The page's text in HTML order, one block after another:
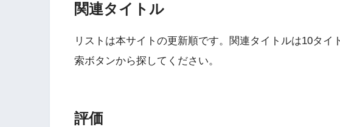
関連タイトル
リストは本サイトの更新順です。関連タイトルは10タイ
索ボタンから探してください。
評価